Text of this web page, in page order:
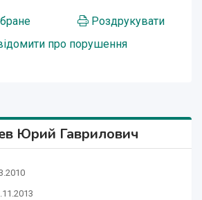
Роздрукувати
про порушення
Юрий Гаврилович